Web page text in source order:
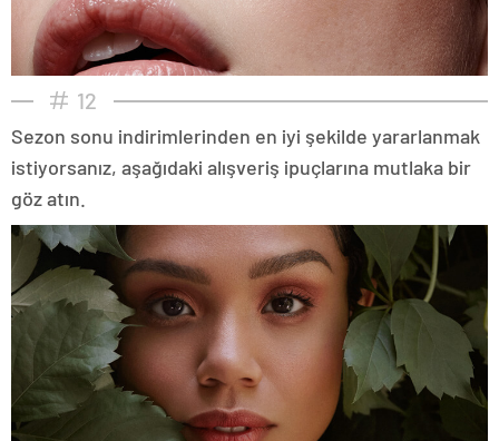
12
Sezon sonu indirimlerinden en iyi şekilde yararlanmak
istiyorsanız, aşağıdaki alışveriş ipuçlarına mutlaka bir
göz atın.